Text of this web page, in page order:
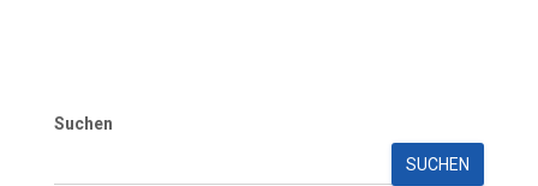
Suchen
SUCHEN